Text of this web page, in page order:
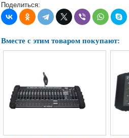
Поделиться:
Вместе с этим товаром покупают: